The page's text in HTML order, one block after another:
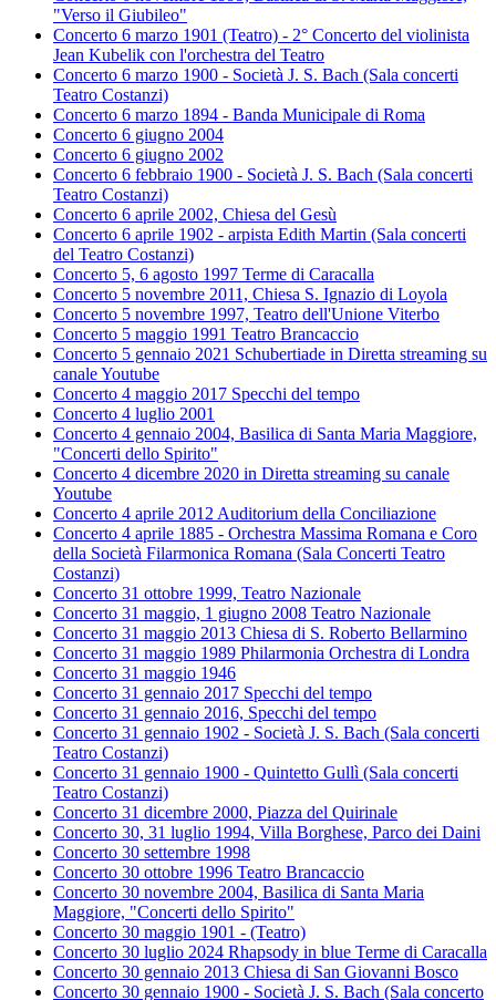
"Verso il Giubileo"
Concerto 6 marzo 1901 (Teatro) - 2° Concerto del violinista
Jean Kubelik con l'orchestra del Teatro
Concerto 6 marzo 1900 - Società J. S. Bach (Sala concerti
Teatro Costanzi)
Concerto 6 marzo 1894 - Banda Municipale di Roma
Concerto 6 giugno 2004
Concerto 6 giugno 2002
Concerto 6 febbraio 1900 - Società J. S. Bach (Sala concerti
Teatro Costanzi)
Concerto 6 aprile 2002, Chiesa del Gesù
Concerto 6 aprile 1902 - arpista Edith Martin (Sala concerti
del Teatro Costanzi)
Concerto 5, 6 agosto 1997 Terme di Caracalla
Concerto 5 novembre 2011, Chiesa S. Ignazio di Loyola
Concerto 5 novembre 1997, Teatro dell'Unione Viterbo
Concerto 5 maggio 1991 Teatro Brancaccio
Concerto 5 gennaio 2021 Schubertiade in Diretta streaming su
canale Youtube
Concerto 4 maggio 2017 Specchi del tempo
Concerto 4 luglio 2001
Concerto 4 gennaio 2004, Basilica di Santa Maria Maggiore,
"Concerti dello Spirito"
Concerto 4 dicembre 2020 in Diretta streaming su canale
Youtube
Concerto 4 aprile 2012 Auditorium della Conciliazione
Concerto 4 aprile 1885 - Orchestra Massima Romana e Coro
della Società Filarmonica Romana (Sala Concerti Teatro
Costanzi)
Concerto 31 ottobre 1999, Teatro Nazionale
Concerto 31 maggio, 1 giugno 2008 Teatro Nazionale
Concerto 31 maggio 2013 Chiesa di S. Roberto Bellarmino
Concerto 31 maggio 1989 Philarmonia Orchestra di Londra
Concerto 31 maggio 1946
Concerto 31 gennaio 2017 Specchi del tempo
Concerto 31 gennaio 2016, Specchi del tempo
Concerto 31 gennaio 1902 - Società J. S. Bach (Sala concerti
Teatro Costanzi)
Concerto 31 gennaio 1900 - Quintetto Gullì (Sala concerti
Teatro Costanzi)
Concerto 31 dicembre 2000, Piazza del Quirinale
Concerto 30, 31 luglio 1994, Villa Borghese, Parco dei Daini
Concerto 30 settembre 1998
Concerto 30 ottobre 1996 Teatro Brancaccio
Concerto 30 novembre 2004, Basilica di Santa Maria
Maggiore, "Concerti dello Spirito"
Concerto 30 maggio 1901 - (Teatro)
Concerto 30 luglio 2024 Rhapsody in blue Terme di Caracalla
Concerto 30 gennaio 2013 Chiesa di San Giovanni Bosco
Concerto 30 gennaio 1900 - Società J. S. Bach (Sala concerto